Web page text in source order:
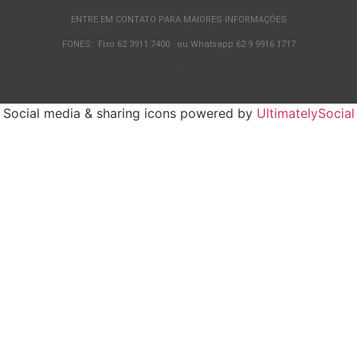
ENTRE EM CONTATO PARA MAIORES INFORMAÇÕES
FONES: Fixo 62 3911 7400 ou Whatsapp 62 9 9916 1717
.
Social media & sharing icons powered by UltimatelySocial